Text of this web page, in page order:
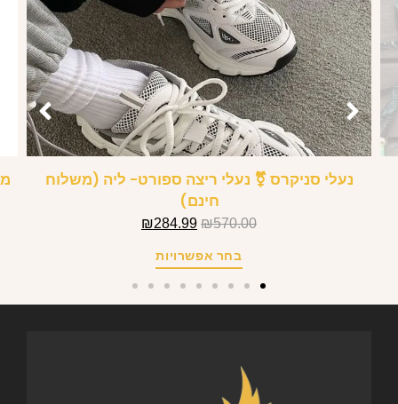
נעלי סניקרס ⚧ נעלי ריצה ספורט- ליה (משלוח
חינם)
₪570.00
₪284.99
בחר אפשרויות